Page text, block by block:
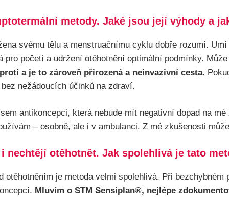
metody. Jaké jsou její výhody a
svému tělu a menstruačnímu cyklu dobře rozumí.
pro početí a udržení otěhotnění optimální podmínky.
a je to zároveň přirozená a neinvazivní cesta.
nežádoucích účinků na zdraví.
antikoncepci, která nebude mít negativní dopad na
– osobně, ale i v ambulanci. Z mé zkušenosti
nechtějí otěhotnět. Jak spolehlivá je tato
otěhotněním je metoda velmi spolehlivá. Při
Mluvím o STM Sensiplan®, nejlépe